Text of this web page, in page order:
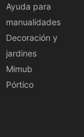
Ayuda para
manualidades
Decoración y
jardines
Mimub
Pórtico